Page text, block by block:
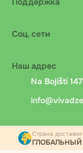
Соц. сети
Наш адрес
Na Bojišti
Страна доставки
ГЛОБАЛЬНЫЙ